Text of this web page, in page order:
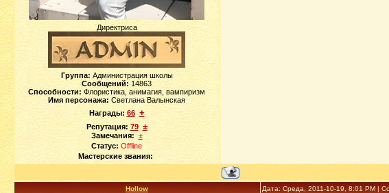
Директриса
Группа: Администрация школы
Сообщений: 14863
Способности: Флористика, анимагия, вампиризм
Имя персонажа: Светлана Валынская
Награды: 66 +
Репутация: 79 ±
Замечания: ±
Статус: Offline
Мастерские звания:
Hollow Дата: Среда, 2011-10-19, 8:01 PM |